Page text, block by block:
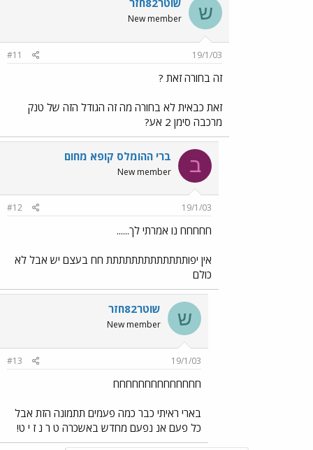
ש שוטר82חזר
New member
19/1/03
#11
זה בחורה זאת ?
זאת כבאית לא בחורה מה זה הגודל הזה של טנק
מרכבה סימן 2 אע?
ב ברי ההומלס קופא מחום
New member
19/1/03
#12
חחחחח נו אמרתי לך......
אין יפותתתתתתתתתתתתת חח בעצם יש אבל לא
כולם
ש שוטר82חזר
New member
19/1/03
#13
חחחחחחחחחחחחחח
בארי ראיתי כבר כמה פעמים תתמונה הזת אבל
כל פעם אנ נפעם מחדש באשכרה ט ר נ ז י ט!